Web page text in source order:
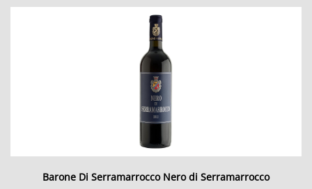
Barone Di Serramarrocco Nero di Serramarrocco